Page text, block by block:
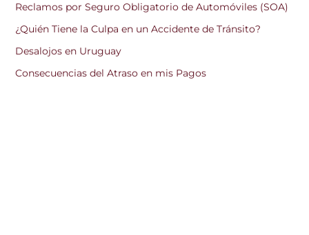
Reclamos por Seguro Obligatorio de Automóviles (SOA)
¿Quién Tiene la Culpa en un Accidente de Tránsito?
Desalojos en Uruguay
Consecuencias del Atraso en mis Pagos